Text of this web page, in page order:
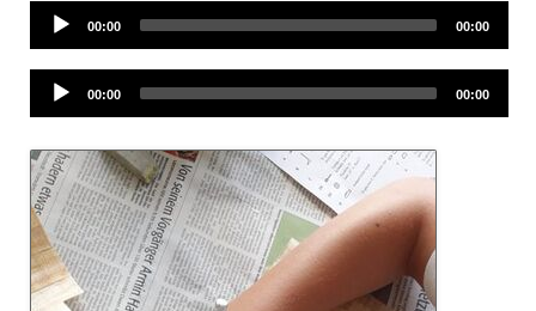
Audio
Player
00:00 00:00
Audio
Player
00:00 00:00